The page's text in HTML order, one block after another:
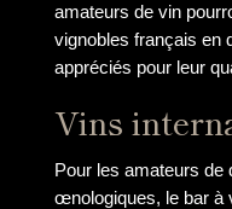
amateurs de vin
vignobles français en
appréciés pour leur
Vins
Pour les amateurs de
œnologiques, le bar à